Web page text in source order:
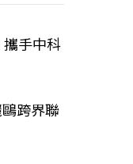
手中科
跨界聯